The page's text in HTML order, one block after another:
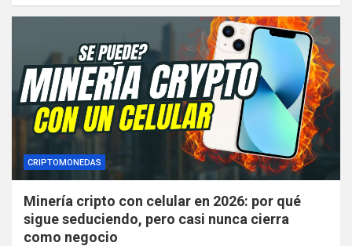
CRIPTOMONEDAS
Minería cripto con celular en 2026: por qué
sigue seduciendo, pero casi nunca cierra
como negocio